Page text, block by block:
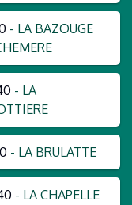
- LA BAZOUGE
- LA
- LA BRULATTE
- LA CHAPELLE